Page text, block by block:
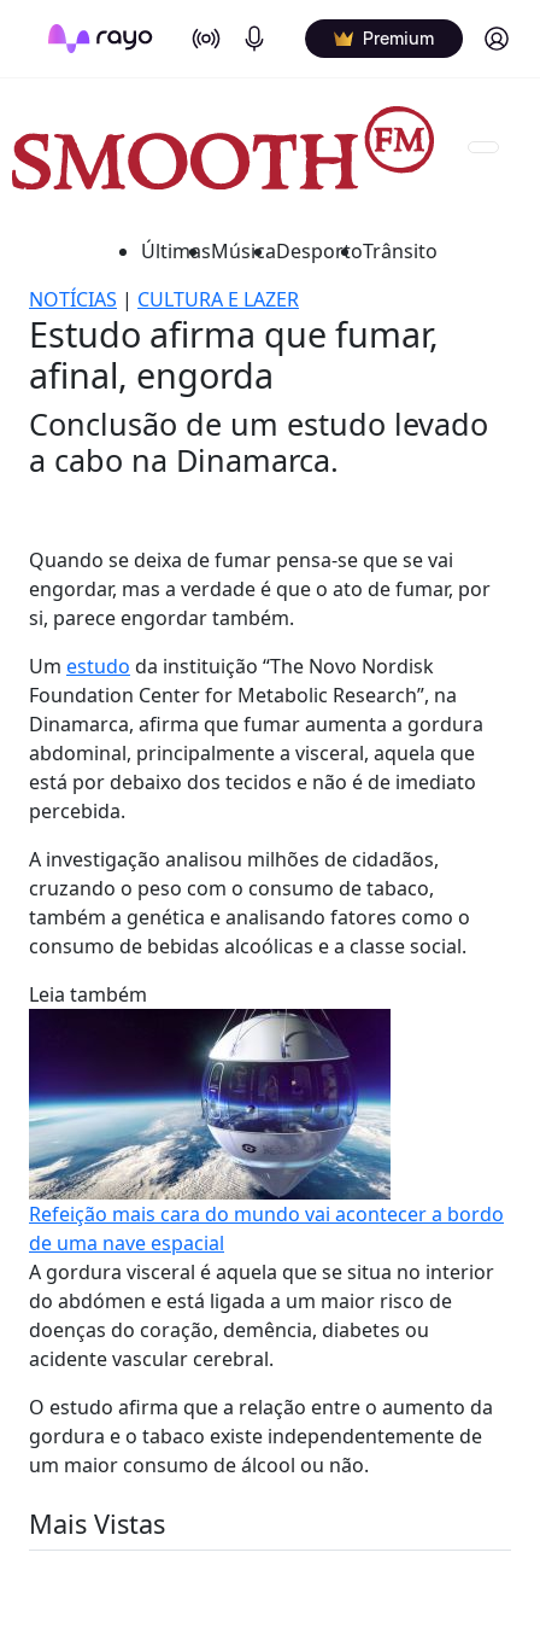
On Air Podcasts Premium Log in
ÚltimasMúsicaDesportoTrânsito
NOTÍCIAS | CULTURA E LAZER
Estudo afirma que fumar,
afinal, engorda
Conclusão de um estudo levado
a cabo na Dinamarca.
Quando se deixa de fumar pensa-se que se vai
engordar, mas a verdade é que o ato de fumar, por
si, parece engordar também.
Um estudo da instituição “The Novo Nordisk
Foundation Center for Metabolic Research”, na
Dinamarca, afirma que fumar aumenta a gordura
abdominal, principalmente a visceral, aquela que
está por debaixo dos tecidos e não é de imediato
percebida.
A investigação analisou milhões de cidadãos,
cruzando o peso com o consumo de tabaco,
também a genética e analisando fatores como o
consumo de bebidas alcoólicas e a classe social.
Leia também
Refeição mais cara do mundo vai acontecer a bordo
de uma nave espacial
A gordura visceral é aquela que se situa no interior
do abdómen e está ligada a um maior risco de
doenças do coração, demência, diabetes ou
acidente vascular cerebral.
O estudo afirma que a relação entre o aumento da
gordura e o tabaco existe independentemente de
um maior consumo de álcool ou não.
Mais Vistas